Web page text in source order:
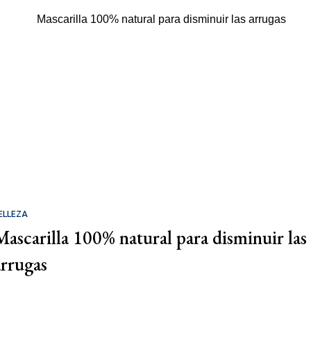
100% natural para disminuir las